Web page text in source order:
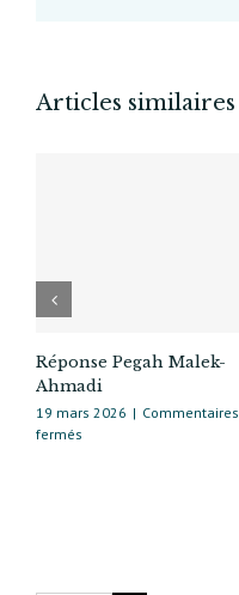
Articles similaires
Réponse Pegah Malek-
Ahmadi
19 mars 2026 | Commentaires
fermés